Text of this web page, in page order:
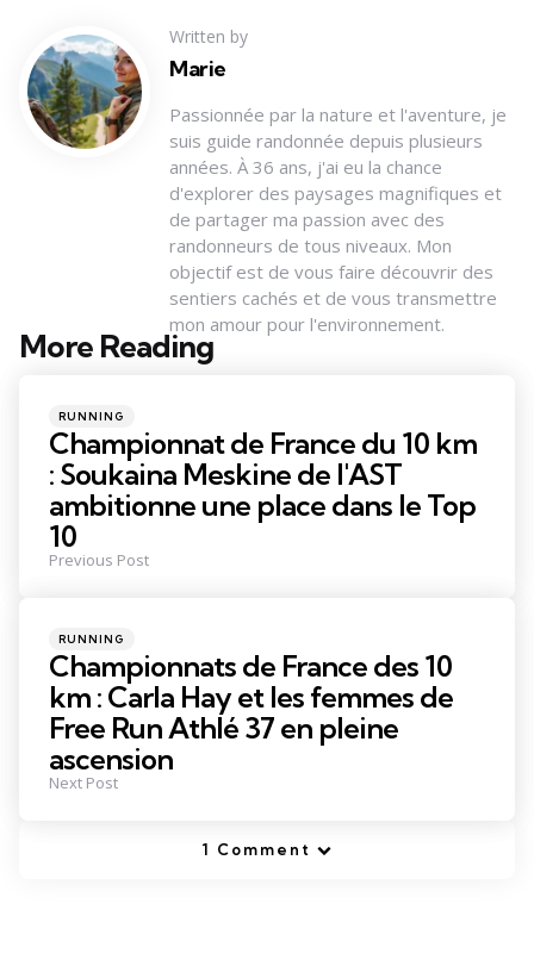
Written by
Marie
Passionnée par la nature et l'aventure, je
suis guide randonnée depuis plusieurs
années. À 36 ans, j'ai eu la chance
d'explorer des paysages magnifiques et
de partager ma passion avec des
randonneurs de tous niveaux. Mon
objectif est de vous faire découvrir des
sentiers cachés et de vous transmettre
mon amour pour l'environnement.
More Reading
Post
Posted
in
RUNNING
Championnat de France du 10 km
: Soukaina Meskine de l'AST
ambitionne une place dans le Top
10
Previous Post
Posted
in
RUNNING
Championnats de France des 10
km : Carla Hay et les femmes de
Free Run Athlé 37 en pleine
ascension
Next Post
1 Comment